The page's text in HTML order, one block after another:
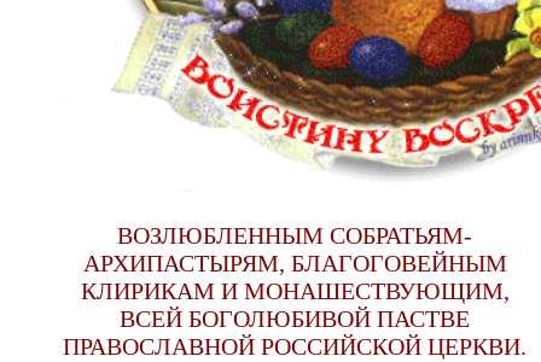
ВОЗЛЮБЛЕННЫМ СОБРАТЬЯМ-
АРХИПАСТЫРЯМ, БЛАГОГОВЕЙНЫМ
КЛИРИКАМ И МОНАШЕСТВУЮЩИМ,
ВСЕЙ БОГОЛЮБИВОЙ ПАСТВЕ
ПРАВОСЛАВНОЙ РОССИЙСКОЙ ЦЕРКВИ.